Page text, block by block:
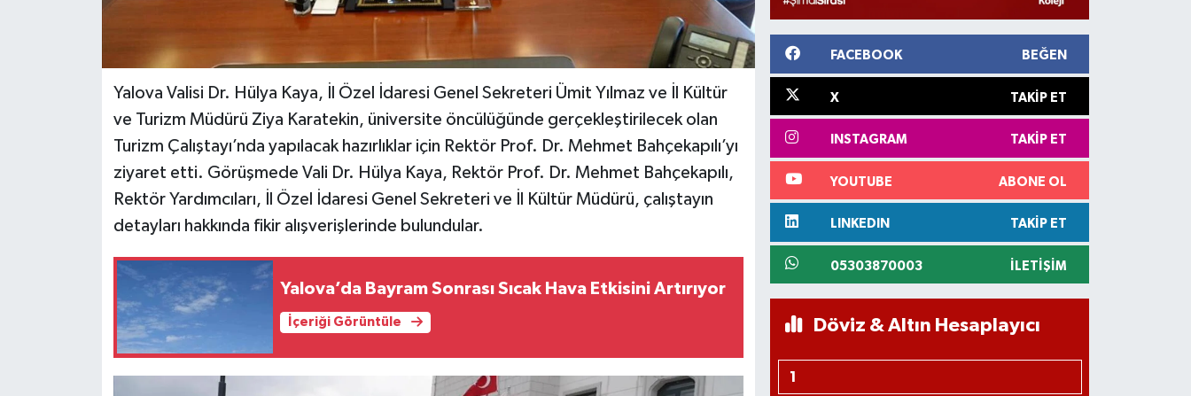
Yalova Valisi Dr. Hülya Kaya, İl Özel İdaresi Genel Sekreteri Ümit Yılmaz ve İl Kültür
ve Turizm Müdürü Ziya Karatekin, üniversite öncülüğünde gerçekleştirilecek olan
Turizm Çalıştayı’nda yapılacak hazırlıklar için Rektör Prof. Dr. Mehmet Bahçekapılı’yı
ziyaret etti. Görüşmede Vali Dr. Hülya Kaya, Rektör Prof. Dr. Mehmet Bahçekapılı,
Rektör Yardımcıları, İl Özel İdaresi Genel Sekreteri ve İl Kültür Müdürü, çalıştayın
detayları hakkında fikir alışverişlerinde bulundular.
Yalova’da Bayram Sonrası Sıcak Hava Etkisini Artırıyor
İçeriği Görüntüle
FACEBOOK BEĞEN
X TAKIP ET
INSTAGRAM TAKIP ET
YOUTUBE ABONE OL
LINKEDIN TAKIP ET
05303870003 İLETIŞIM
Döviz & Altın Hesaplayıcı